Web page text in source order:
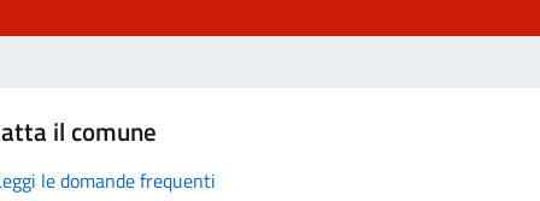
il comune
le domande frequenti